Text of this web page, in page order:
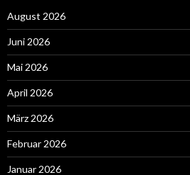
August 2026
Juni 2026
Mai 2026
April 2026
März 2026
Februar 2026
Januar 2026